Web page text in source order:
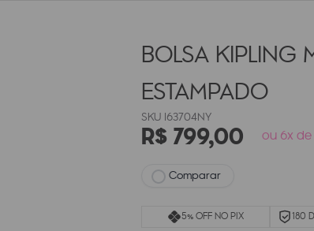
BOLSA KIPLING
ESTAMPADO
I63704NY
R$799,00 ou 6x de
Comparar
5% OFF NO PIX 180